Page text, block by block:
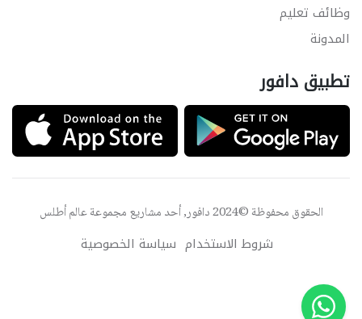
وظائف تعليم
المدونة
تطبيق دافور
الحقوق محفوظة ©2024 دافور, أحد مشاريع مجموعة عالم أطلس
شروط الاستخدام سياسة الخصوصية